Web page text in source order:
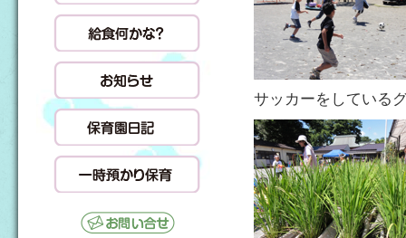
サッカーをしている